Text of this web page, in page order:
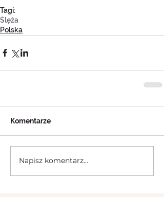
Tagi:
Ślęża
Polska
Komentarze
Napisz komentarz...